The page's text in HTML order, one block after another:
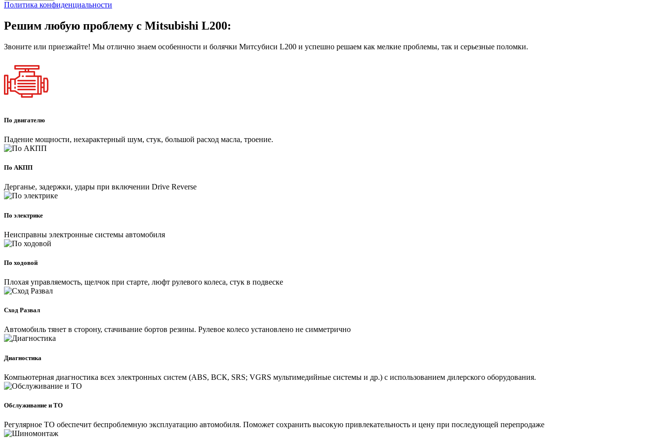
Политика конфиденциальности
Решим любую проблему с Mitsubishi L200:
Звоните или приезжайте! Мы отлично знаем особенности и болячки Митсубиси L200 и успешно решаем как мелкие проблемы, так и серьезные поломки.
По двигателю
Падение мощности, нехарактерный шум, стук, большой расход масла, троение.
По АКПП
Дерганье, задержки, удары при включении Drive Reverse
По электрике
Неисправны электронные системы автомобиля
По ходовой
Плохая управляемость, щелчок при старте, люфт рулевого колеса, стук в подвеске
Сход Развал
Автомобиль тянет в сторону, стачивание бортов резины. Рулевое колесо установлено не симметрично
Диагностика
Компьютерная диагностика всех электронных систем (ABS, ВСК, SRS; VGRS мультимедийные системы и др.) с использованием дилерского оборудования.
Обслуживание и ТО
Регулярное ТО обеспечит беспроблемную эксплуатацию автомобиля. Поможет сохранить высокую привлекательность и цену при последующей перепродаже